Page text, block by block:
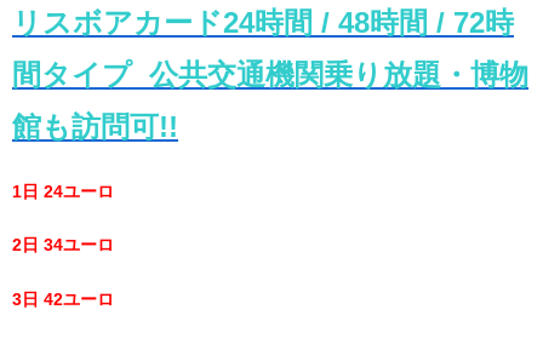
リスボアカード24時間 / 48時間 / 72時
間タイプ 公共交通機関乗り放題・博物
館も訪問可!!
1日 24ユーロ
2日 34ユーロ
3日 42ユーロ